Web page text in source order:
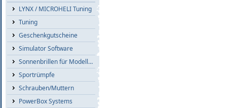
LYNX / MICROHELI Tuning
Tuning
Geschenkgutscheine
Simulator Software
Sonnenbrillen für Modellflieger
Sportrümpfe
Schrauben/Muttern
PowerBox Systems